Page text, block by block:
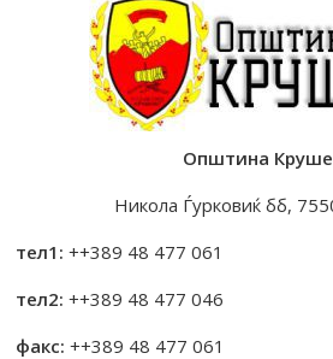
Општина
Никола Ѓурковиќ бб,
тел1: ++389 48 477 061
тел2: ++389 48 477 046
факс: ++389 48 477 061